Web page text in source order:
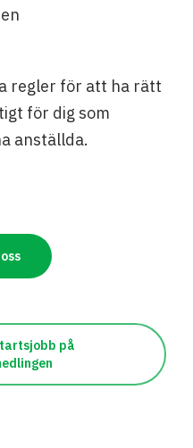
regler för att ha rätt
för dig som
anställda.
på